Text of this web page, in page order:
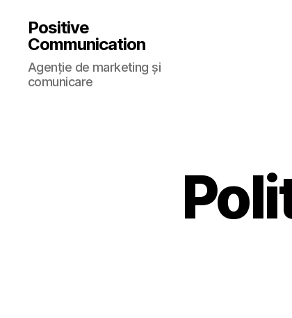
Positive
Communication
Agenţie de marketing şi
comunicare